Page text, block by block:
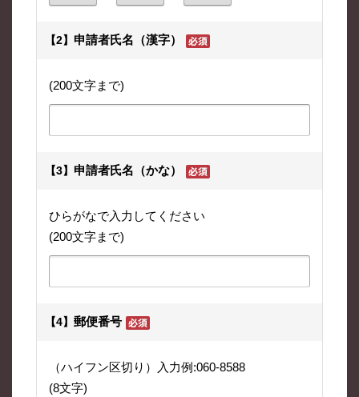
【2】 申請者氏名（漢字）
(200文字まで)
【3】 申請者氏名（かな）
ひらがなで入力してください
(200文字まで)
【4】 郵便番号
（ハイフン区切り）入力例:060-8588
(8文字)